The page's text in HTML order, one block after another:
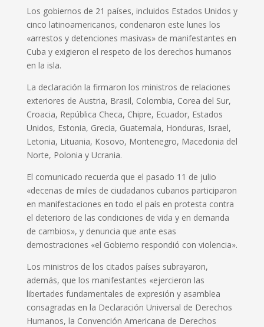
Los gobiernos de 21 países, incluidos Estados Unidos y
cinco latinoamericanos, condenaron este lunes los
«arrestos y detenciones masivas» de manifestantes en
Cuba y exigieron el respeto de los derechos humanos
en la isla.
La declaración la firmaron los ministros de relaciones
exteriores de Austria, Brasil, Colombia, Corea del Sur,
Croacia, República Checa, Chipre, Ecuador, Estados
Unidos, Estonia, Grecia, Guatemala, Honduras, Israel,
Letonia, Lituania, Kosovo, Montenegro, Macedonia del
Norte, Polonia y Ucrania.
El comunicado recuerda que el pasado 11 de julio
«decenas de miles de ciudadanos cubanos participaron
en manifestaciones en todo el país en protesta contra
el deterioro de las condiciones de vida y en demanda
de cambios», y denuncia que ante esas
demostraciones «el Gobierno respondió con violencia».
Los ministros de los citados países subrayaron,
además, que los manifestantes «ejercieron las
libertades fundamentales de expresión y asamblea
consagradas en la Declaración Universal de Derechos
Humanos, la Convención Americana de Derechos